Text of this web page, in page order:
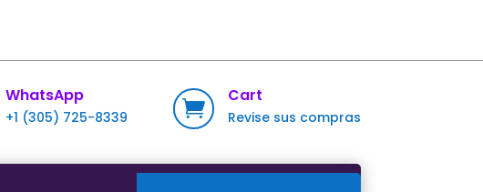
WhatsApp
+1 (305) 725-8339 
Cart
Revise sus compras